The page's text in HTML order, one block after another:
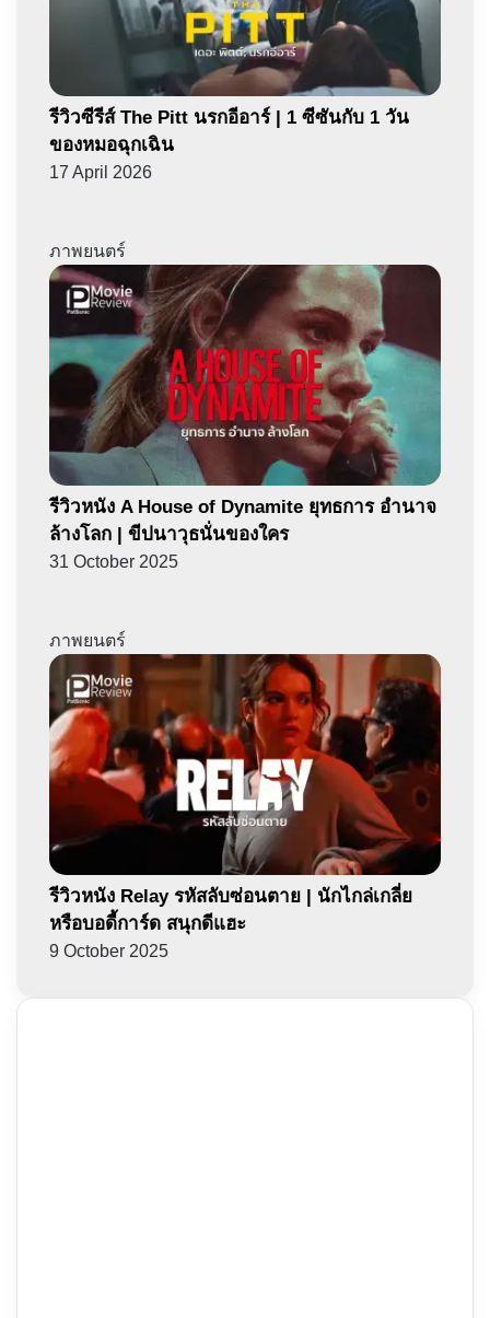
รีวิวซีรีส์ The Pitt นรกอีอาร์ | 1 ซีซันกับ 1 วัน
ของหมอฉุกเฉิน
17 April 2026
ภาพยนตร์
รีวิวหนัง A House of Dynamite ยุทธการ อำนาจ
ล้างโลก | ขีปนาวุธนั่นของใคร
31 October 2025
ภาพยนตร์
รีวิวหนัง Relay รหัสลับซ่อนตาย | นักไกล่เกลี่ย
หรือบอดี้การ์ด สนุกดีแฮะ
9 October 2025